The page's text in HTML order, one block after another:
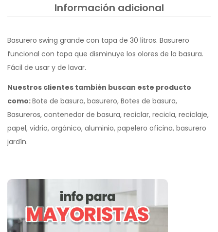
Información adicional
Basurero swing grande con tapa de 30 litros. Basurero
funcional con tapa que disminuye los olores de la basura.
Fácil de usar y de lavar.
Nuestros clientes también buscan este producto
como:Bote de basura, basurero, Botes de basura,
Basureros, contenedor de basura, reciclar, recicla, reciclaje,
papel, vidrio, orgánico, aluminio, papelero oficina, basurero
jardín.